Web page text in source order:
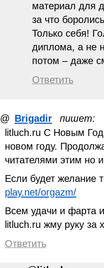
материал для
за что
Только себя!
диплома, а не
потом – даже
Ответить
@ Brigadir
пишет:
litluch.ru С Новым
новом году.
читателями этим но
Если будет желание
play.net/orgazm/
Всем удачи и фарта
litluch.ru жму руку за
Ответить